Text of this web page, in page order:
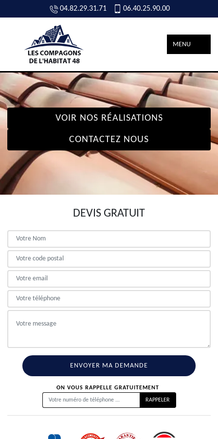
04.82.29.31.71 06.40.25.90.00
MENU
VOIR NOS RÉALISATIONS
CONTACTEZ NOUS
DEVIS GRATUIT
ON VOUS RAPPELLE GRATUITEMENT